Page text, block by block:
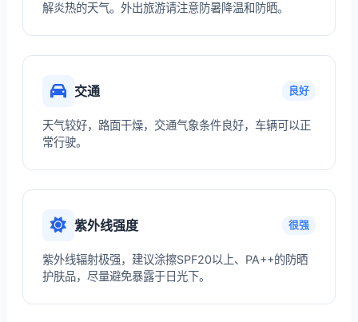
解炎热的天气。外出旅游请注意防暑降温和防晒。
交通 良好
天气较好，路面干燥，交通气象条件良好，车辆可以正
常行驶。
紫外线强度 很强
紫外线辐射极强，建议涂擦SPF20以上、PA++的防晒
护肤品，尽量避免暴露于日光下。